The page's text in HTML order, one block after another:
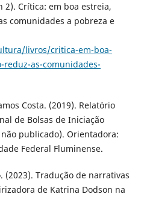
2). Crítica: em boa estreia,
comunidades a pobreza e
livros/critica-em-boa-
as-comunidades-
Costa. (2019). Relatório
de Bolsas de Iniciação
publicado). Orientadora:
Federal Fluminense.
(2023). Tradução de narrativas
de Katrina Dodson na